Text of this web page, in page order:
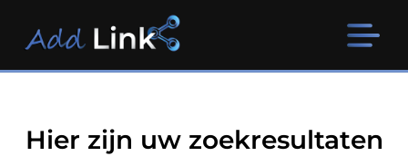
Hier zijn uw zoekresultaten